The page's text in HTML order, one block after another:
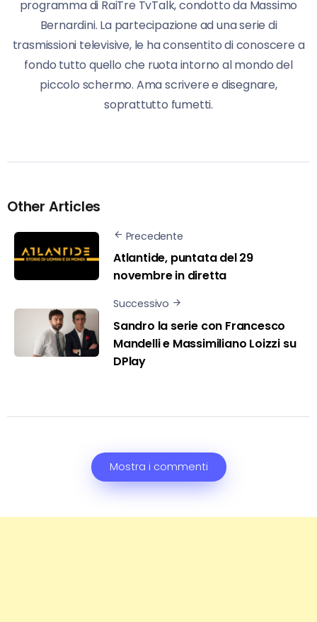
programma di RaiTre TvTalk, condotto da Massimo
Bernardini. La partecipazione ad una serie di
trasmissioni televisive, le ha consentito di conoscere a
fondo tutto quello che ruota intorno al mondo del
piccolo schermo. Ama scrivere e disegnare,
soprattutto fumetti.
Other Articles
Precedente
Atlantide, puntata del 29
novembre in diretta
Successivo
Sandro la serie con Francesco
Mandelli e Massimiliano Loizzi su
DPlay
Mostra i commenti